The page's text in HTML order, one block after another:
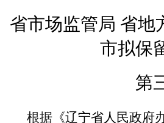
省市场监管局 省地
市拟保
第
根据 《辽宁省人民政